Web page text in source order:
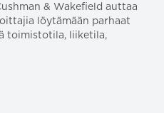
& Wakefield auttaa
löytämään parhaat
toimistotila, liiketila,